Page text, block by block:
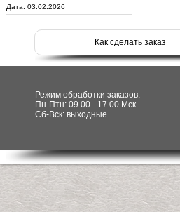
Дата: 03.02.2026
Как сделать заказ
Режим обработки заказов:
Пн-Птн: 09.00 - 17.00 Мск
Сб-Вск: выходные